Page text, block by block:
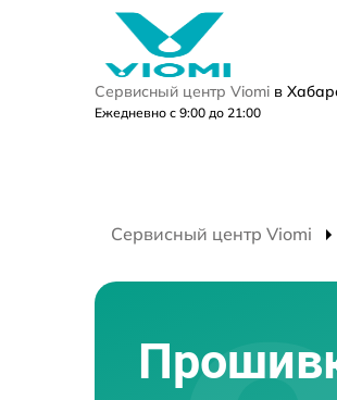
Сервисный центр Viomi в
Ежедневно с 9:00 до 21:00
Сервисный центр Viomi